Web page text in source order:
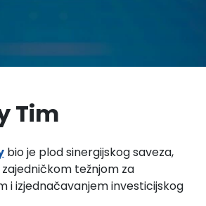
Tim
bio je plod sinergijskog saveza,
težnjom za
i izjednačavanjem investicijskog